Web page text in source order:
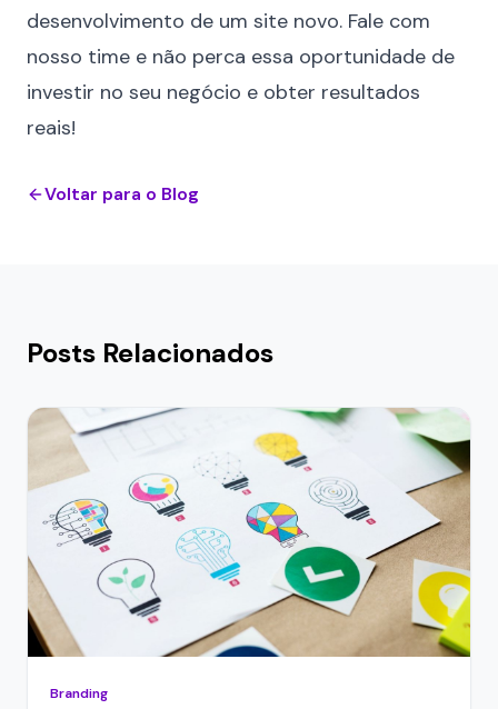
desenvolvimento de um site novo. Fale com
nosso time e não perca essa oportunidade de
investir no seu negócio e obter resultados
reais!
Voltar para o Blog
Posts Relacionados
Branding